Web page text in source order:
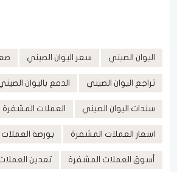
اليوان الصيني سعر اليوان الصيني
تراجع اليوان الصيني الدفع باليوان
سندات اليوان الصيني العملات المشفرة
اسعار العملات المشفرة بورصة
أسوق العملات المشفرة تعدين